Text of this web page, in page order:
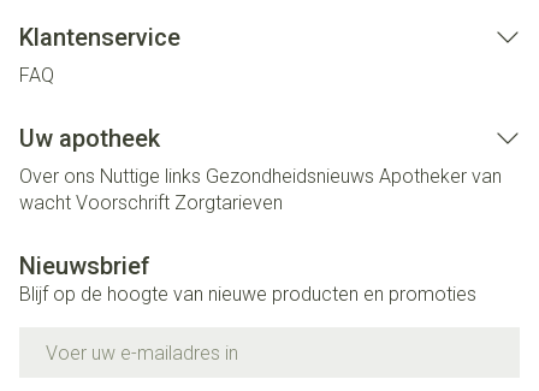
Klantenservice
FAQ
Uw apotheek
Over ons Nuttige links Gezondheidsnieuws Apotheker van
wacht Voorschrift Zorgtarieven
Nieuwsbrief
Blijf op de hoogte van nieuwe producten en promoties